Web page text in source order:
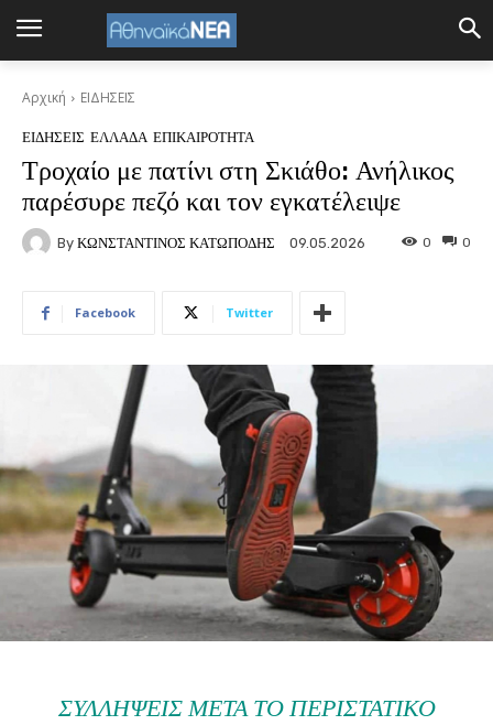
Αρχική ΕΙΔΗΣΕΙΣ
ΕΙΔΗΣΕΙΣ ΕΛΛΑΔΑ ΕΠΙΚΑΙΡΟΤΗΤΑ
Τροχαίο με πατίνι στη Σκιάθο: Ανήλικος
παρέσυρε πεζό και τον εγκατέλειψε
By ΚΩΝΣΤΑΝΤΙΝΟΣ ΚΑΤΩΠΟΔΗΣ 09.05.2026 0
0
Facebook Twitter
ΣΥΛΛΉΨΕΙΣ ΜΕΤΆ ΤΟ ΠΕΡΙΣΤΑΤΙΚΌ